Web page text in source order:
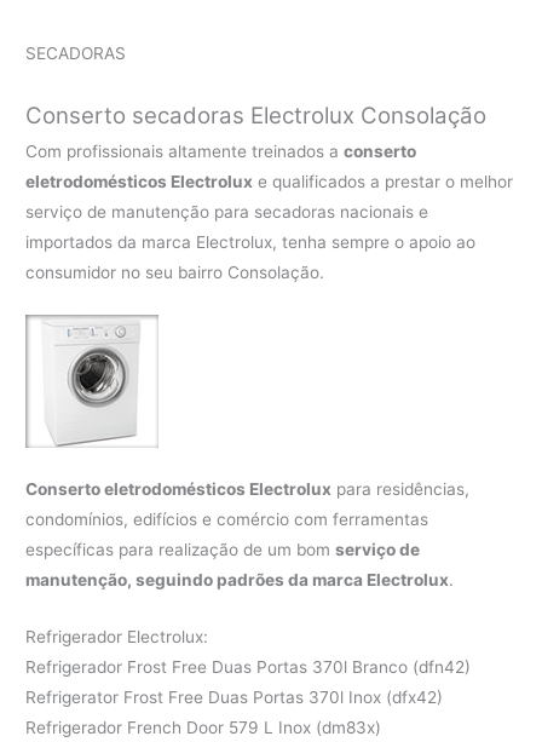
SECADORAS
Conserto secadoras Electrolux Consolação
Com profissionais altamente treinados aconserto
eletrodomésticos Electrolux e qualificados a prestar o melhor
serviço de manutenção para secadoras nacionais e
importados da marca Electrolux, tenha sempre o apoio ao
consumidor no seu bairro Consolação.
Conserto eletrodomésticos Electrolux para residências,
condomínios, edifícios e comércio com ferramentas
específicas para realização de um bomserviço de
manutenção, seguindo padrões da marca Electrolux.
Refrigerador Electrolux:
Refrigerador Frost Free Duas Portas 370l Branco (dfn42)
Refrigerator Frost Free Duas Portas 370l Inox (dfx42)
Refrigerador French Door 579 L Inox (dm83x)